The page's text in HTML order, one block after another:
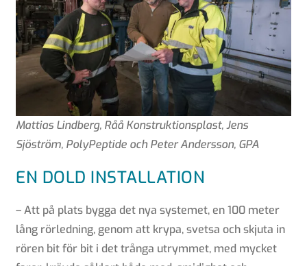
Mattias Lindberg, Råå Konstruktionsplast, Jens
Sjöström, PolyPeptide och Peter Andersson, GPA
EN DOLD INSTALLATION
– Att på plats bygga det nya systemet, en 100 meter
lång rörledning, genom att krypa, svetsa och skjuta in
rören bit för bit i det trånga utrymmet, med mycket